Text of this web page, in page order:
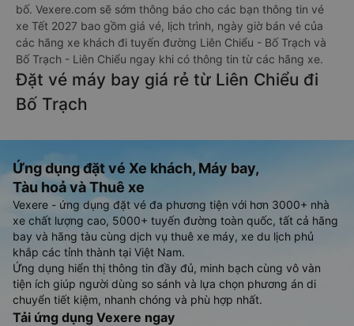
bố. Vexere.com sẽ sớm thông báo cho các bạn thông tin vé
xe Tết 2027 bao gồm giá vé, lịch trình, ngày giờ bán vé của
các hãng xe khách đi tuyến đường Liên Chiểu - Bố Trạch và
Bố Trạch - Liên Chiểu ngay khi có thông tin từ các hãng xe.
Đặt vé máy bay giá rẻ từ Liên Chiểu đi
Bố Trạch
Ứng dụng đặt vé Xe khách, Máy bay,
Tàu hoả và Thuê xe
Vexere - ứng dụng đặt vé đa phương tiện với hơn 3000+ nhà
xe chất lượng cao, 5000+ tuyến đường toàn quốc, tất cả hãng
bay và hãng tàu cùng dịch vụ thuê xe máy, xe du lịch phủ
khắp các tỉnh thành tại Việt Nam.
Ứng dụng hiển thị thông tin đầy đủ, minh bạch cùng vô vàn
tiện ích giúp người dùng so sánh và lựa chọn phương án di
chuyển tiết kiệm, nhanh chóng và phù hợp nhất.
Tải ứng dụng Vexere ngay